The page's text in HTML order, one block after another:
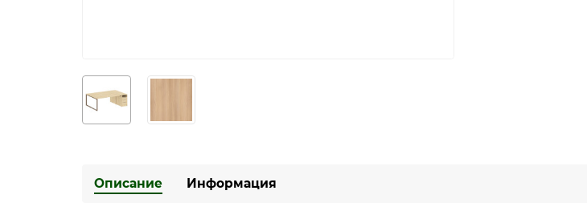
Описание Информация